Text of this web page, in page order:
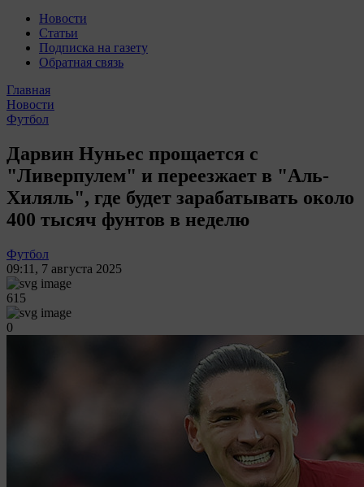
Новости
Статьи
Подписка на газету
Обратная связь
Главная
Новости
Футбол
Дарвин Нуньес прощается с
"Ливерпулем" и переезжает в "Аль-
Хиляль", где будет зарабатывать около
400 тысяч фунтов в неделю
Футбол
09:11 , 7 августа 2025
615
0